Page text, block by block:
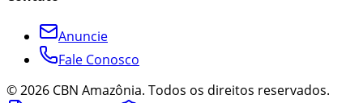
Anuncie
Fale Conosco
©2026 CBN Amazônia. Todos os direitos reservados.